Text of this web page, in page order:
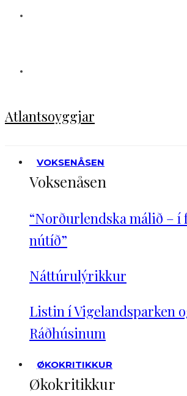
Atlantsoyggjar
VOKSENÅSEN
Voksenåsen
“Norðurlendska málið – í
nútíð”
Náttúrulýrikkur
Listin í Vigelandsparken
Ráðhúsinum
ØKOKRITIKKUR
Økokritikkur